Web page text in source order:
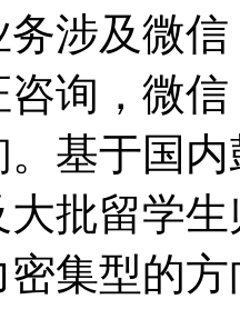
涉及微
询，微
。基于国
批留学
密集型的